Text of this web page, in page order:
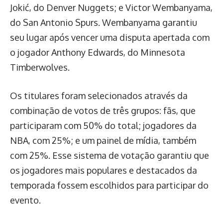
Jokić, do Denver Nuggets; e Victor Wembanyama,
do San Antonio Spurs. Wembanyama garantiu
seu lugar após vencer uma disputa apertada com
o jogador Anthony Edwards, do Minnesota
Timberwolves.
Os titulares foram selecionados através da
combinação de votos de três grupos: fãs, que
participaram com 50% do total; jogadores da
NBA, com 25%; e um painel de mídia, também
com 25%. Esse sistema de votação garantiu que
os jogadores mais populares e destacados da
temporada fossem escolhidos para participar do
evento.